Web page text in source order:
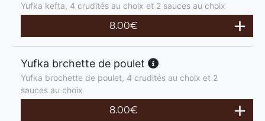
Yufka kefta, 4 crudités au choix et 2 sauces au choix
8.00€
Yufka brchette de poulet
Yufka brochette de poulet, 4 crudités au choix et 2
sauces au choix
8.00€